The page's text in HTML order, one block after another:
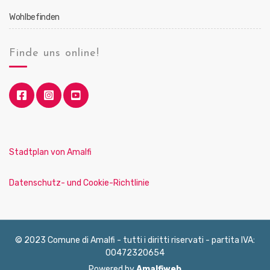
Wohlbefinden
Finde uns online!
Stadtplan von Amalfi
Datenschutz- und Cookie-Richtlinie
© 2023 Comune di Amalfi - tutti i diritti riservati - partita IVA:
00472320654